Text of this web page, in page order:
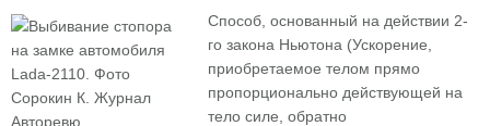
Способ, основанный на действии 2-
го закона Ньютона (Ускорение,
приобретаемое телом прямо
пропорционально действующей на
тело силе, обратно